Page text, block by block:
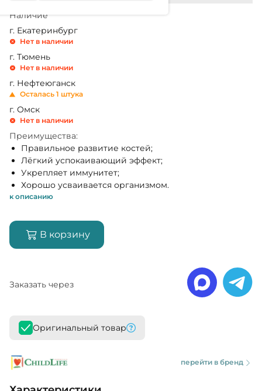
Наличие
г. Екатеринбург
Нет в наличии
г. Тюмень
Нет в наличии
г. Нефтеюганск
Осталась 1 штука
г. Омск
Нет в наличии
Преимущества:
Правильное развитие костей;
Лёгкий успокаивающий эффект;
Укрепляет иммунитет;
Хорошо усваивается организмом.
к описанию
В корзину
Заказать через
Оригинальный товар
перейти в бренд